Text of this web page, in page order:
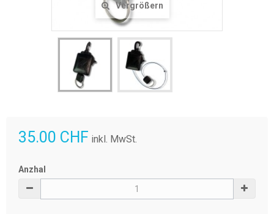
Vergrößern
35.00 CHF inkl. MwSt.
Anzhal